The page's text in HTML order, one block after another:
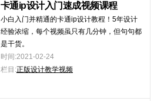
卡通ip设计入门速成视频课程
小白入门并精通的卡通ip设计教程！5年设计
经验浓缩，每个视频虽只有几分钟，但句句都
是干货。
时间:2021-02-24
栏目:正版设计教学视频